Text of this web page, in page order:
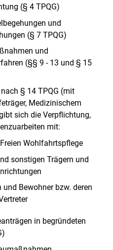
(§ 4 TPQG)
und
(§ 7 TPQG)
und
(§§ 9 - 13 und § 15
§ 14 TPQG (mit
Medizinischem
sich die Verpflichtung,
mit:
Wohlfahrtspflege
sonstigen Trägern und
Bewohner bzw. deren
in begründeten